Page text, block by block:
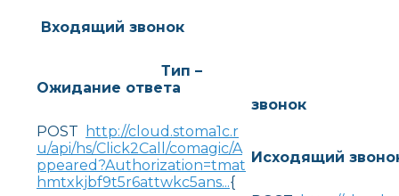
Входящий звонок
Тип –
Ожидание ответа
POST
http://cloud.stoma1c.r
u/api/hs/Click2Call/comagic/A
ppeared?Authorization=tmat
hmtxkjbf9t5r6attwkc5ans...{
звонок
Исходящий